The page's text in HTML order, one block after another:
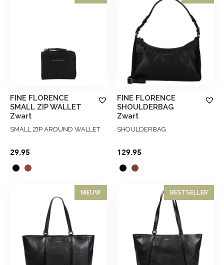
FINE FLORENCE
SMALL ZIP WALLET
Zwart
SMALL ZIP AROUND WALLET
29.95
FINE FLORENCE
SHOULDERBAG
Zwart
SHOULDERBAG
129.95
NIEUW BESTSELLER